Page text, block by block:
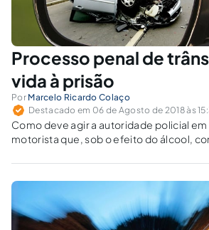
Processo penal de
vida à prisão
Por Marcelo Ricardo Colaço
Destacado em 06 de Agosto de 2018 às
Como deve agir a autoridade policial
motorista que, sob o efeito do álcool,
maior e presta pronto e eficaz socorro à
motorista embriagado direito a não ser